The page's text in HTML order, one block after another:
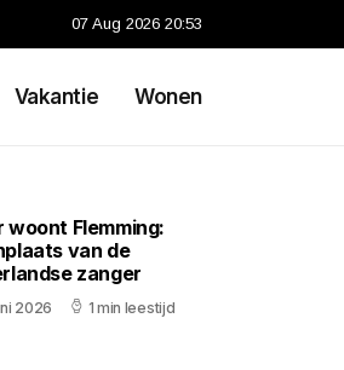
07 Aug 2026 20:53
Vakantie Wonen
woont Flemming:
van de
zanger
2026 1 min leestijd